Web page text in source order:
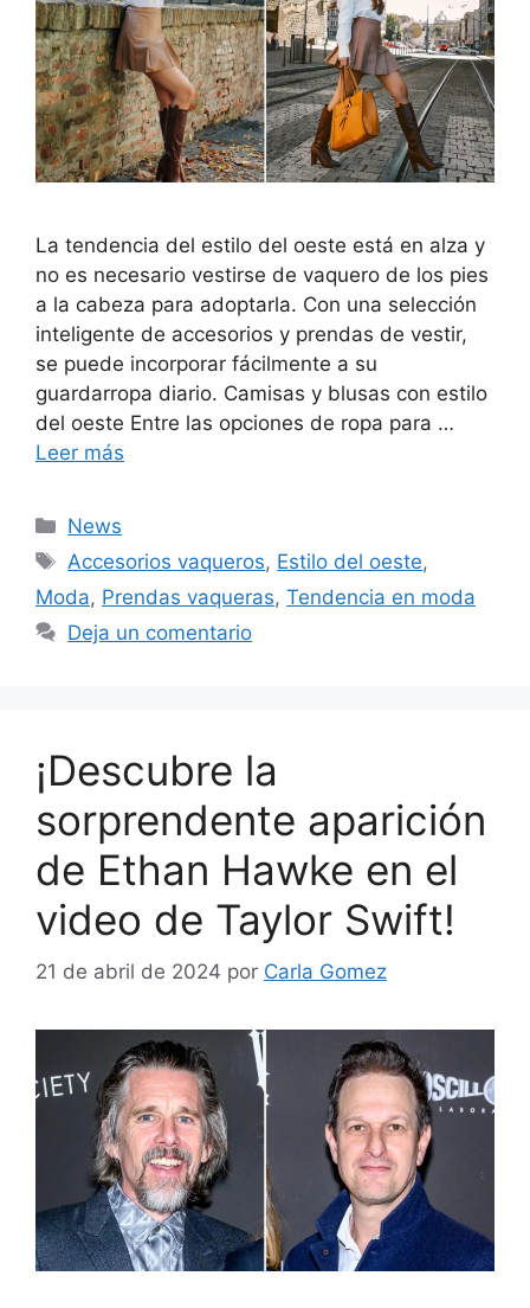
La tendencia del estilo del oeste está en alza y
no es necesario vestirse de vaquero de los pies
a la cabeza para adoptarla. Con una selección
inteligente de accesorios y prendas de vestir,
se puede incorporar fácilmente a su
guardarropa diario. Camisas y blusas con estilo
del oeste Entre las opciones de ropa para …
Leer más
Categorías
News
Etiquetas
Accesorios vaqueros, Estilo del oeste,
Moda, Prendas vaqueras, Tendencia en moda
Deja un comentario
¡Descubre la
sorprendente aparición
de Ethan Hawke en el
video de Taylor Swift!
21 de abril de 2024 por Carla Gomez